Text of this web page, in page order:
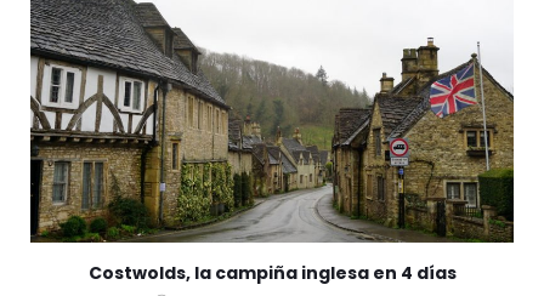
Costwolds, la campiña inglesa en 4 días